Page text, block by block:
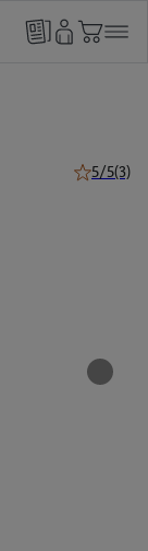
5/5(3)